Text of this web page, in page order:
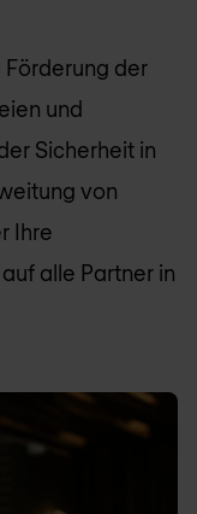
der
und
Sicherheit in
von
Ihre
alle Partner in